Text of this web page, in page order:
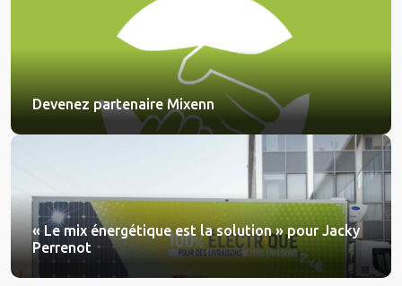
Devenez partenaire Mixenn
« Le mix énergétique est la solution » pour Jacky
Perrenot